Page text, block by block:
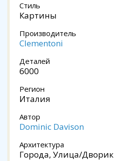
Стиль
Картины
Производитель
Clementoni
Деталей
6000
Регион
Италия
Автор
Dominic Davison
Архитектура
Города, Улица/Дворик